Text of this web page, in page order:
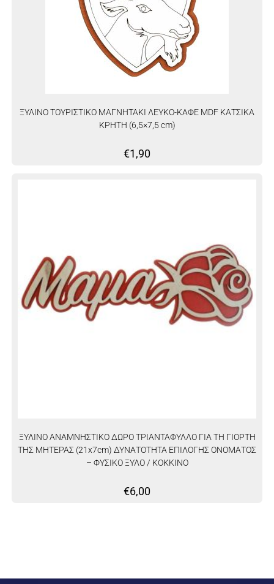
ΞΥΛΙΝΟ ΤΟΥΡΙΣΤΙΚΟ ΜΑΓΝΗΤΑΚΙ ΛΕΥΚΟ-ΚΑΦΕ MDF ΚΑΤΣΙΚΑ
ΚΡΗΤΗ (6,5×7,5 cm)
€1,90
ΞΥΛΙΝΟ ΑΝΑΜΝΗΣΤΙΚΟ ΔΩΡΟ ΤΡΙΑΝΤΑΦΥΛΛΟ ΓΙΑ ΤΗ ΓΙΟΡΤΗ
ΤΗΣ ΜΗΤΕΡΑΣ (21x7cm) ΔΥΝΑΤΟΤΗΤΑ ΕΠΙΛΟΓΗΣ ΟΝΟΜΑΤΟΣ
– ΦΥΣΙΚΟ ΞΥΛΟ / ΚΟΚΚΙΝΟ
€6,00